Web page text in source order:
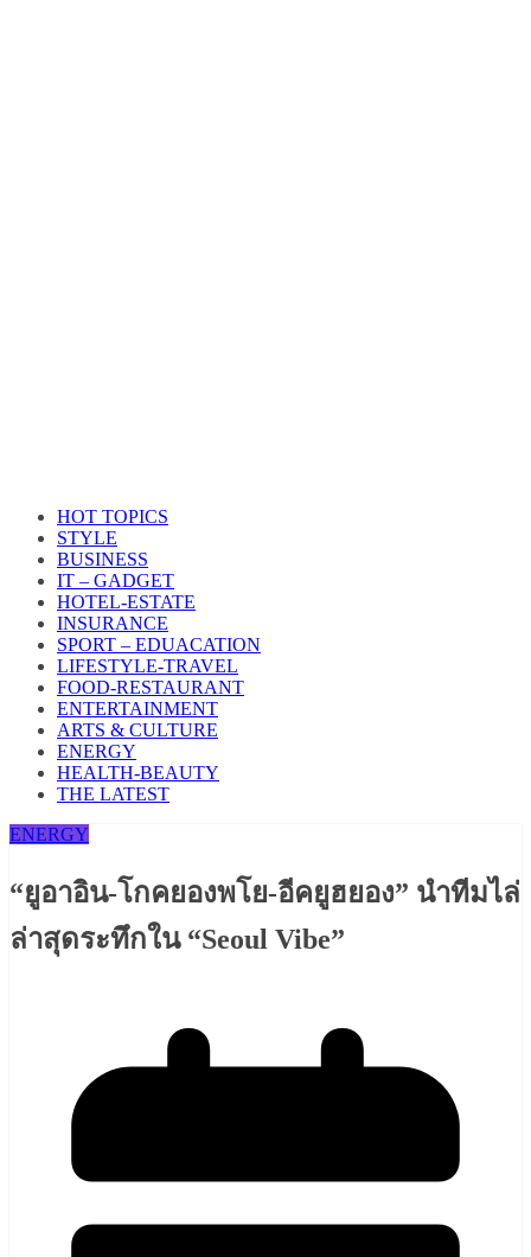
HOT TOPICS
STYLE
BUSINESS
IT – GADGET
HOTEL-ESTATE
INSURANCE
SPORT – EDUACATION
LIFESTYLE​-TRAVEL​
FOOD-RESTAURANT
ENTERTAINMENT
ARTS & CULTURE
ENERGY
HEALTH​-BEAUTY
THE LATEST
ENERGY
“ยูอาอิน-โกคยองพโย-อีคยูฮยอง” นำทีมไล่
ล่าสุดระทึกใน “Seoul Vibe”